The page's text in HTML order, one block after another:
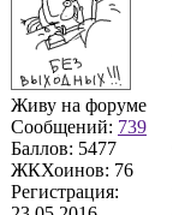
Живу на форуме
Сообщений: 739
Баллов: 5477
ЖКХоинов: 76
Регистрация: